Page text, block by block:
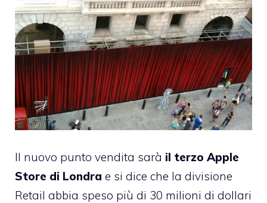
Il nuovo punto vendita sarà il terzo Apple
Store di Londra e si dice che la divisione
Retail abbia speso più di 30 milioni di dollari